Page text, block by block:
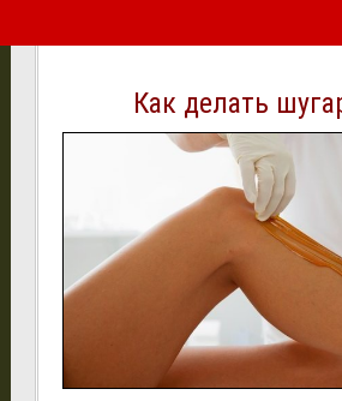
Как делать